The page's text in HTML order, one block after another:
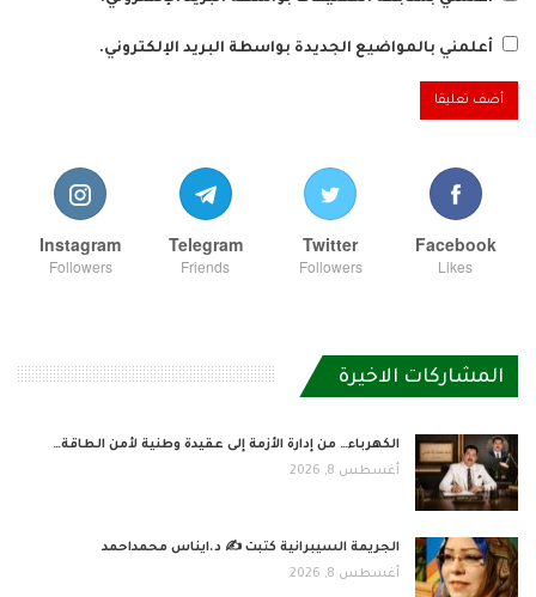
أعلمني بالمواضيع الجديدة بواسطة البريد الإلكتروني.
Facebook
Likes
Twitter
Followers
Telegram
Friends
Instagram
Followers
المشاركات الاخيرة
الكهرباء… من إدارة الأزمة إلى عقيدة وطنية لأمن الطاقة…
أغسطس 8, 2026
الجريمة السيبرانية كتبت ✍ د.ايناس محمداحمد
أغسطس 8, 2026